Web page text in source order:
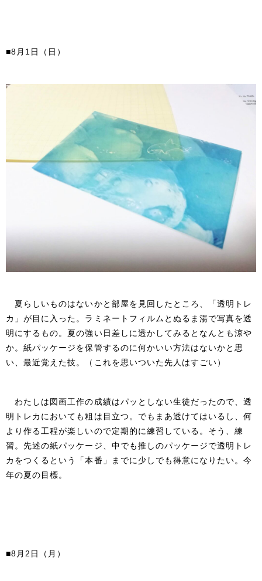
■8月1日（日）
夏らしいものはないかと部屋を見回したところ、「透明トレ
カ」が目に入った。ラミネートフィルムとぬるま湯で写真を透
明にするもの。夏の強い日差しに透かしてみるとなんとも涼や
か。紙パッケージを保管するのに何かいい方法はないかと思
い、最近覚えた技。（これを思いついた先人はすごい）
わたしは図画工作の成績はパッとしない生徒だったので、透
明トレカにおいても粗は目立つ。でもまあ透けてはいるし、何
より作る工程が楽しいので定期的に練習している。そう、練
習。先述の紙パッケージ、中でも推しのパッケージで透明トレ
カをつくるという「本番」までに少しでも得意になりたい。今
年の夏の目標。
■8月2日（月）